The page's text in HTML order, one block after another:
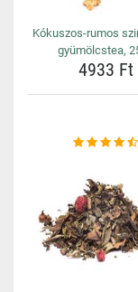
Kókuszos-rumos
gyümölcstea,
4933 Ft